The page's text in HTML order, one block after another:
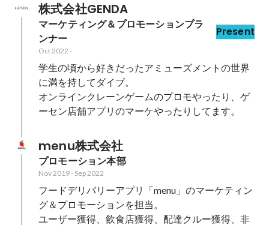
株式会社GENDA
マーケティング＆プロモーションプラ
ンナー
Present
Oct 2022 -
学生の頃から好きだったアミューズメントの世界
に満を持してダイブ。
オンラインクレーンゲームのプロモやったり、ゲ
menu株式会社
プロモーション本部
Nov 2019- Sep 2022
フードデリバリーアプリ「menu」のマーケティン
グ＆プロモーションを担当。
ユーザー獲得、飲食店獲得、配達クルー獲得、非